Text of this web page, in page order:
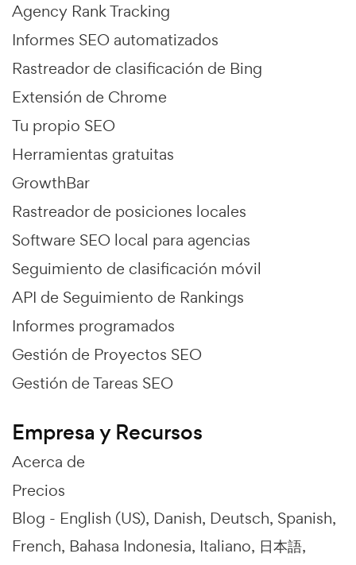
Agency Rank Tracking
Informes SEO automatizados
Rastreador de clasificación de Bing
Extensión de Chrome
Tu propio SEO
Herramientas gratuitas
GrowthBar
Rastreador de posiciones locales
Software SEO local para agencias
Seguimiento de clasificación móvil
API de Seguimiento de Rankings
Informes programados
Gestión de Proyectos SEO
Gestión de Tareas SEO
Empresa y Recursos
Acerca de
Precios
Blog - English (US) Danish Deutsch Spanish
French Bahasa Indonesia Italiano 日本語